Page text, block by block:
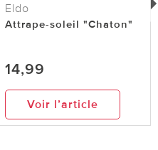
Eldo
Attrape-soleil "Chaton"
14,99
Voir l’article